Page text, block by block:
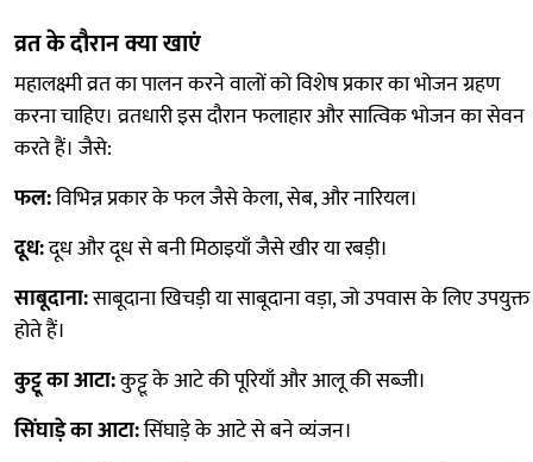
व्रत के दौरान क्या खाएं
महालक्ष्मी व्रत का पालन करने वालों को विशेष प्रकार का भोजन ग्रहण
करना चाहिए। व्रतधारी इस दौरान फलाहार और सात्विक भोजन का सेवन
करते हैं। जैसे:
फल:विभिन्न प्रकार के फल जैसे केला, सेब, और नारियल।
दूध:दूध और दूध से बनी मिठाइयाँ जैसे खीर या रबड़ी।
साबूदाना:साबूदाना खिचड़ी या साबूदाना वड़ा, जो उपवास के लिए उपयुक्त
होते हैं।
कुट्टू का आटा:कुट्टू के आटे की पूरियाँ और आलू की सब्जी।
सिंघाड़े का आटा:सिंघाड़े के आटे से बने व्यंजन।